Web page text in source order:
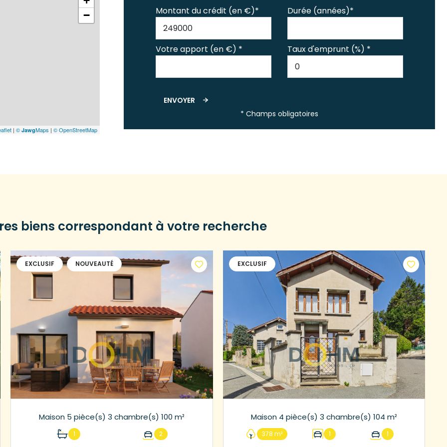
−
| © JawgMaps | © OpenStreetMap
Montant du crédit (en €)* Durée (années)*
Votre apport (en €) * Taux d'emprunt (%) *
ENVOYER
* Champs obligatoires
biens correspondant à votre recherche
EXCLUSIF NOUVEAUTÉ
Maison 5 pièce(s) 3 chambre(s) 100 m²
1 2
EXCLUSIF
Maison 4 pièce(s) 3 chambre(s) 104 m²
378 m² 1 1